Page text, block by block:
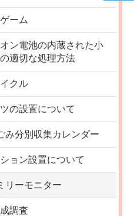
ーム
ン電池の内蔵された小
適切な処理方法
クル
の設置について
み分別収集カレンダー
ョン設置について
リーモニター
調査